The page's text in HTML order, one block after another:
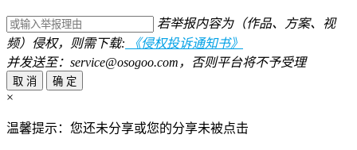
若举报内容为（作品、方案、视
频）侵权，则需下载: 《侵权投诉通知书》
并发送至：service@osogoo.com，否则平台将不予受理
取 消 确 定
×
温馨提示：您还未分享或您的分享未被点击